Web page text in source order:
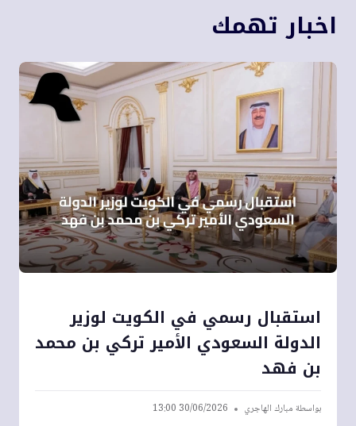
اخبار تهمك
استقبال رسمي في الكويت لوزير
الدولة السعودي الأمير تركي بن محمد
بن فهد
بواسطةمبارك الهاجري 30/06/2026 13:00